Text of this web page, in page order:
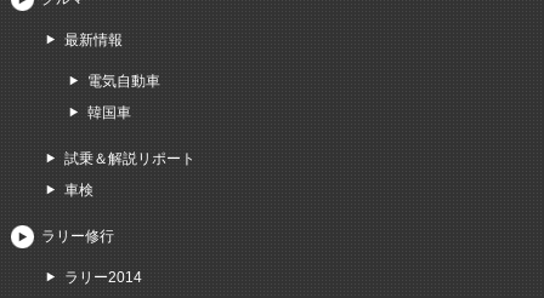
最新情報
電気自動車
韓国車
試乗＆解説リポート
車検
ラリー修行
ラリー2014